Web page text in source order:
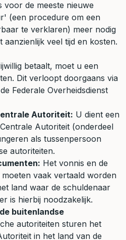
voor de meeste nieuwe
(een procedure om een
te verklaren) meer nodig
aanzienlijk veel tijd en kosten.
betaalt, moet u een
Dit verloopt doorgaans via
Federale Overheidsdienst
Autoriteit: U dient een
Autoriteit (onderdeel
als tussenpersoon
autoriteiten.
Het vonnis en de
vaak vertaald worden
land waar de schuldenaar
is hierbij noodzakelijk.
buitenlandse
autoriteiten sturen het
in het land van de